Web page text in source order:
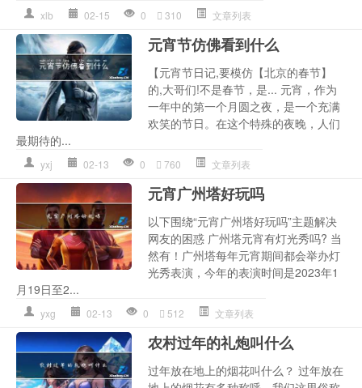
xlb 02-15 0 310 文章列表
元宵节仿佛看到什么
【元宵节日记,要模仿【北京的春节】
的,大哥们!不是春节，是... 元宵，作为
一年中的第一个月圆之夜，是一个充满
欢笑的节日。在这个特殊的夜晚，人们
最期待的...
yxj 02-13 0 760 文章列表
元宵广州塔好玩吗
以下围绕“元宵广州塔好玩吗”主题解决
网友的困惑 广州塔元宵有灯光秀吗? 当
然有！广州塔每年元宵期间都会举办灯
光秀表演，今年的表演时间是2023年1
月19日至2...
yxg 02-13 0 512 文章列表
农村过年的礼炮叫什么
过年放在地上的烟花叫什么？ 过年放在